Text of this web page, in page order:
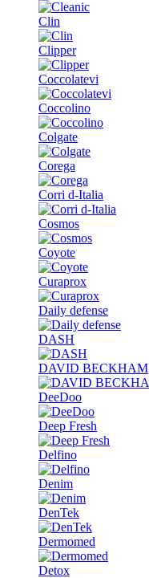
Clin
Clipper
Coccolatevi
Coccolino
Colgate
Corega
Corri d-Italia
Cosmos
Coyote
Curaprox
Daily defense
DASH
DAVID BECKHAM
DeeDoo
Deep Fresh
Delfino
Denim
DenTek
Dermomed
Detox